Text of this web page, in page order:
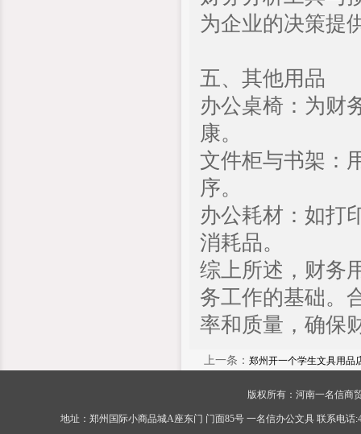
为企业的决策提
五、其他用品
办公桌椅：为财
康。
文件柜与书架：
序。
办公耗材：如打
消耗品。
综上所述，财务
务工作的基础。
率和质量，确保
上一条： 郑州开一个学生文具用品
版权所有：河南一名信商
地址：郑州国际小商品城A座东门 门面85号 一名信办公文具 联系电话